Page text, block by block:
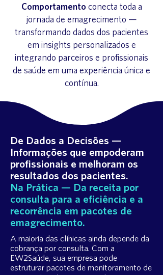
Comportamento conecta toda a
jornada de emagrecimento —
transformando dados dos pacientes
em insights personalizados e
integrando parceiros e profissionais
de saúde em uma experiência única e
contínua.
De Dados a Decisões —
Informações que empoderam
profissionais e melhoram os
resultados dos pacientes.
Na Prática — Da receita por
consulta para a eficiência e a
recorrência em pacotes de
emagrecimento.
A maioria das clínicas ainda depende da
cobrança por consulta. Com a
EW2Saúde, sua empresa pode
estruturar pacotes de monitoramento de